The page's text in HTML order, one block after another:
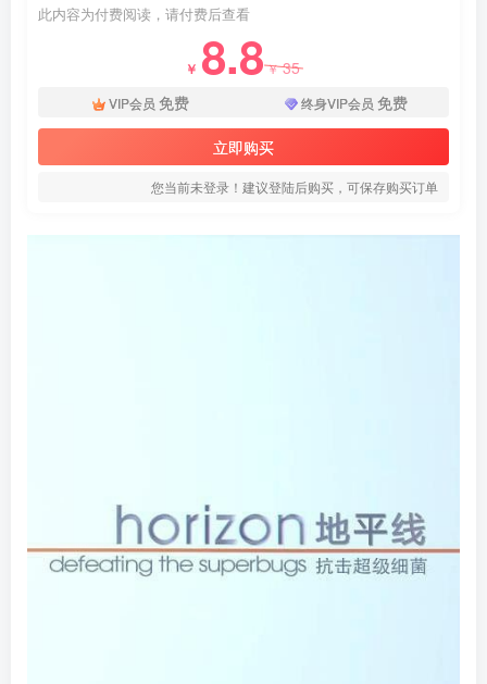
此内容为付费阅读，请付费后查看
￥ 8.8￥35
VIP会员 免费 终身VIP会员 免费
立即购买
您当前未登录！建议登陆后购买，可保存购买订单